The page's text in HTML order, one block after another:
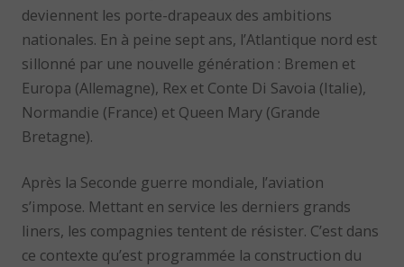
deviennent les porte-drapeaux des ambitions
nationales. En à peine sept ans, l’Atlantique nord est
sillonné par une nouvelle génération : Bremen et
Europa (Allemagne), Rex et Conte Di Savoia (Italie),
Normandie (France) et Queen Mary (Grande
Bretagne).
Après la Seconde guerre mondiale, l’aviation
s’impose. Mettant en service les derniers grands
liners, les compagnies tentent de résister. C’est dans
ce contexte qu’est programmée la construction du